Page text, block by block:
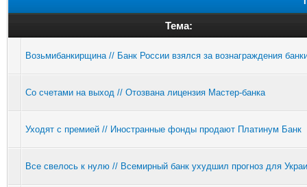
Тема:
Возьмибанкирщина // Банк России взялся за вознаграждения
Со счетами на выход // Отозвана лицензия Мастер-банка
Уходят с премией // Иностранные фонды продают Платинум Банк
Все свелось к нулю // Всемирный банк ухудшил прогноз для